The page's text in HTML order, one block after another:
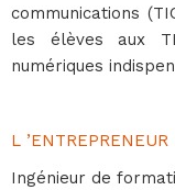
communications
les élèves aux
numériques
L ’ENTREPRENEUR
Ingénieur de